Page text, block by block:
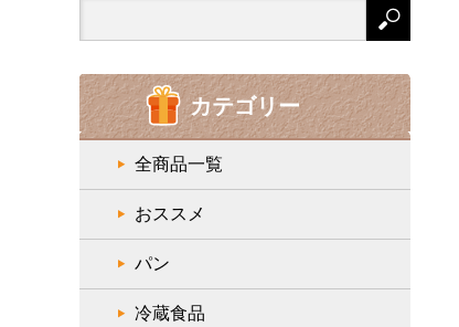
カテゴリー
全商品一覧
おススメ
パン
冷蔵食品